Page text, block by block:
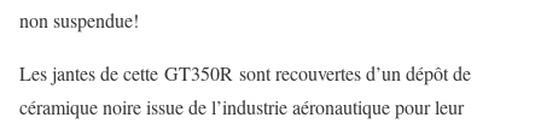
non suspendue!
Les jantes de cette GT350R sont recouvertes d’un dépôt de
céramique noire issue de l’industrie aéronautique pour leur